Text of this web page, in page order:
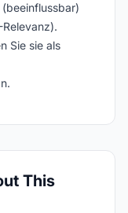
Sie sie als
This